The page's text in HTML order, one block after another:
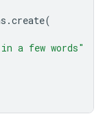
.create(
a few words"